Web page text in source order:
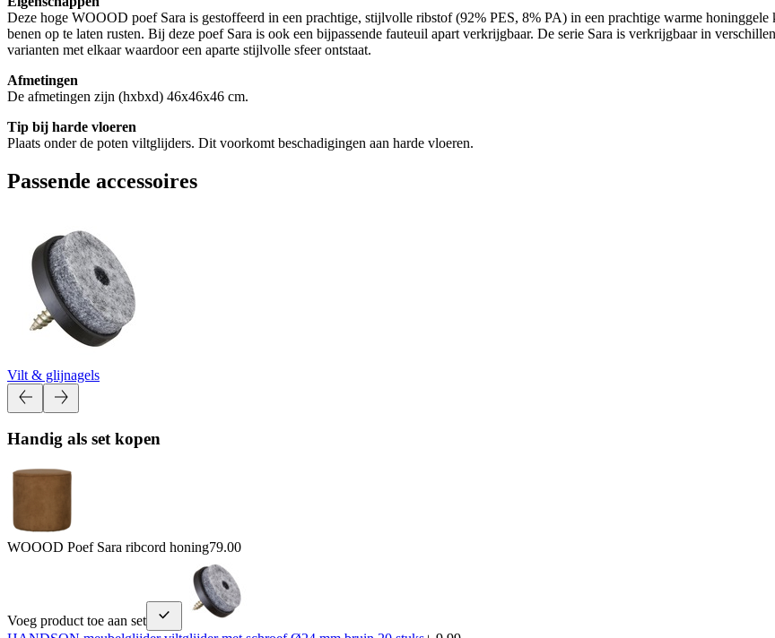
Deze hoge WOOOD poef Sara is gestoffeerd in een prachtige, stijlvolle ribstof (92% PES, 8% PA) in een prachtige warme
benen op te laten rusten. Bij deze poef Sara is ook een bijpassende fauteuil apart verkrijgbaar. De serie Sara is verkrijgbaar in
varianten met elkaar waardoor een aparte stijlvolle sfeer ontstaat.
Afmetingen
De afmetingen zijn (hxbxd) 46x46x46 cm.
Tip bij harde vloeren
Plaats onder de poten viltglijders. Dit voorkomt beschadigingen aan harde vloeren.
Passende accessoires
Vilt & glijnagels
Handig als set kopen
WOOOD Poef Sara ribcord honing79.00
Voeg product toe aan set